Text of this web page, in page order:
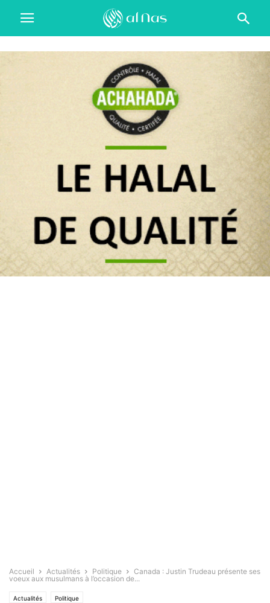
Accueil Actualités Politique
Canada : Justin Trudeau présente ses
voeux aux musulmans à l’occasion de...
Actualités Politique